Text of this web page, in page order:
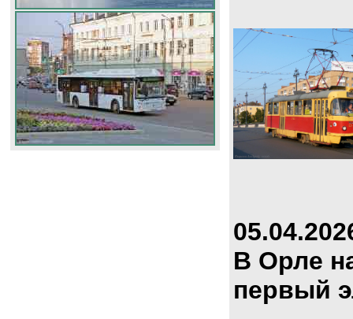
В Орле
первый